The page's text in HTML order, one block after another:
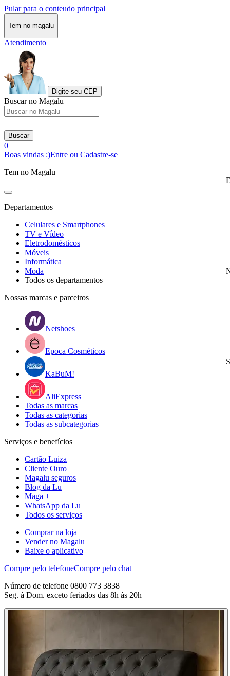
Pular para o conteudo principal
Tem no magalu
Atendimento
Digite seu CEP
Buscar no Magalu
Buscar
0
Boas vindas :)Entre ou Cadastre-se
Tem no Magalu
Departamentos
Celulares e Smartphones
TV e Vídeo
Eletrodomésticos
Móveis
Informática
Moda
Todos os departamentos
Nossas marcas e parceiros
Netshoes
Epoca Cosméticos
KaBuM!
AliExpress
Todas as marcas
Todas as categorias
Todas as subcategorias
Serviços e benefícios
Cartão Luiza
Cliente Ouro
Magalu seguros
Blog da Lu
Maga +
WhatsApp da Lu
Todos os serviços
Comprar na loja
Vender no Magalu
Baixe o aplicativo
Compre pelo telefoneCompre pelo chat
Número de telefone 0800 773 3838
Seg. à Dom. exceto feriados das 8h às 20h